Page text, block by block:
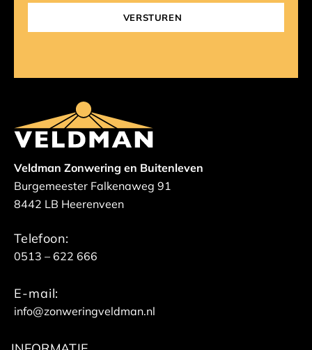
Veldman Zonwering en Buitenleven
Burgemeester Falkenaweg 91
8442 LB Heerenveen
Telefoon:
0513 – 622 666
E-mail:
info@zonweringveldman.nl